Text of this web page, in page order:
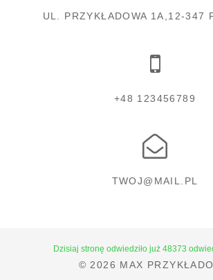
UL. PRZYKŁADOWA 1A,12-347
+48 123456789
TWOJ@MAIL.PL
Dzisiaj stronę odwiedziło już 48373
© 2026 MAX